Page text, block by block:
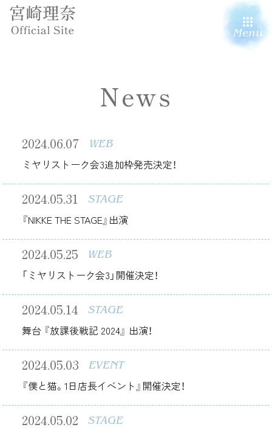
Menu
News
2024.06.07 WEB
ミヤリストーク会3追加枠発売決定！
2024.05.31 STAGE
『NIKKE THE STAGE』出演
2024.05.25 WEB
「ミヤリストーク会3」開催決定！
2024.05.14 STAGE
舞台 『放課後戦記 2024』 出演！
2024.05.03 EVENT
『僕と猫。1日店長イベント』開催決定！
2024.05.02 STAGE